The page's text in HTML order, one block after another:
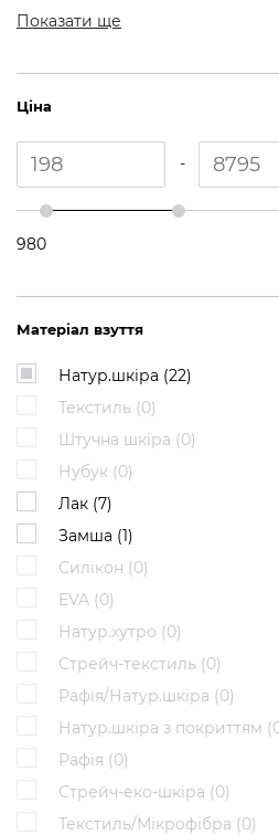
Показати ще
Ціна
-
980
Матеріал взуття
Натур.шкіра (22)
Текстиль (0)
Штучна шкіра (0)
Нубук (0)
Лак (7)
Замша (1)
Силікон (0)
EVA (0)
Натур.хутро (0)
Стрейч-текстиль (0)
Рафія/Натур.шкіра (0)
Натур.шкіра з покриттям (
Рафія (0)
Стрейч-еко-шкіра (0)
Текстиль/Мікрофібра (0)